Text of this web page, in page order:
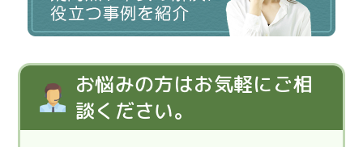
お悩みの方はお気軽にご相
談ください。